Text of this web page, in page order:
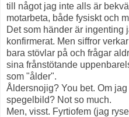
till något jag inte alls är
motarbeta, både fysiskt och
Det som händer är ingenting
konfirmerat. Men siffror
bara stövlar på och frågar
sina frånstötande
som "ålder".
Åldersnojig? You bet. Om
spegelbild? Not so much.
Men, visst. Fyrtiofem (jag